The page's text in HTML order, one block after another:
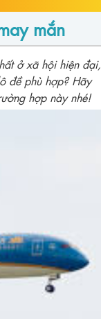
mắn
ở xã hội hiện đại,
đề phù hợp? Hãy
hợp này nhé!